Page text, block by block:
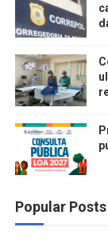
Popular Posts